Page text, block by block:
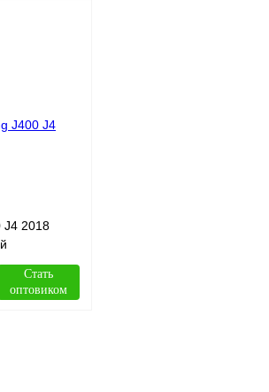
В
J4 2018
Стать
оптовиком